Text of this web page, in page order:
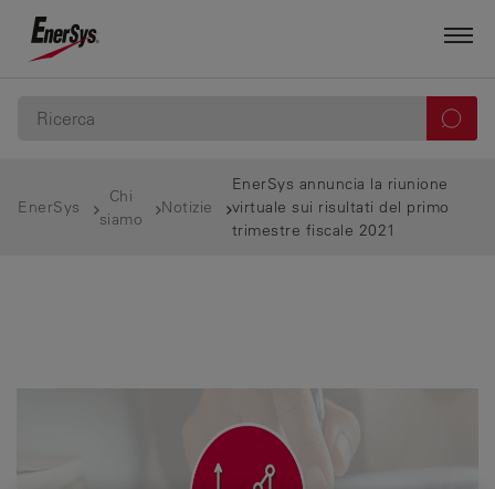
EnerSys
Chi
siamo
Notizie
EnerSys annuncia la riunione
virtuale sui risultati del primo
trimestre fiscale 2021